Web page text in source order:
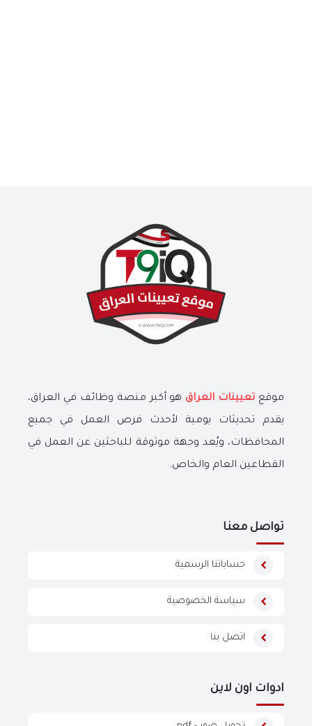
موقع تعيينات العراق هو أكبر منصة وظائف في العراق،
يقدم تحديثات يومية لأحدث فرص العمل في جميع
المحافظات، ويُعد وجهة موثوقة للباحثين عن العمل في
القطاعين العام والخاص.
تواصل معنا
حساباتنا الرسمية
سياسة الخصوصية
اتصل بنا
ادوات اون لاين